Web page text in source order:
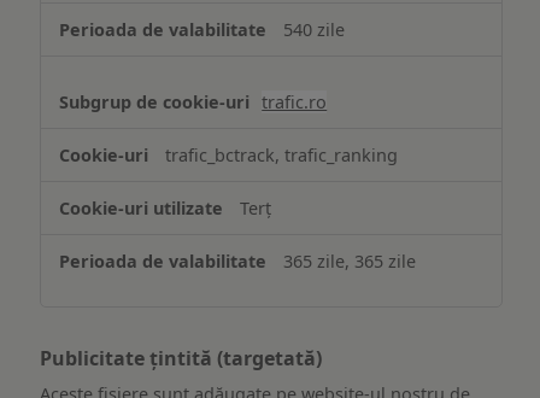
540 zile
trafic.ro
trafic_bctrack, trafic_ranking
Terț
365 zile, 365 zile
Publicitate țintită (targetată)